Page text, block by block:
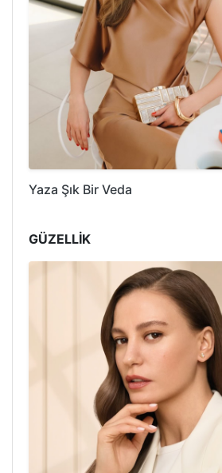
Yaza Şık Bir Veda
GÜZELLİK